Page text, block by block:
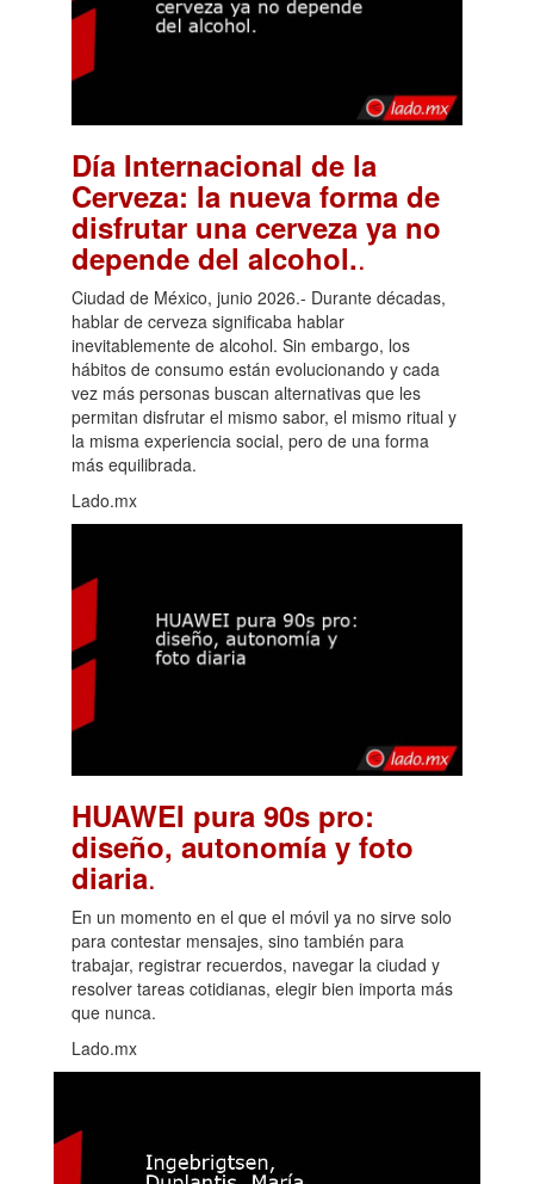
Día Internacional de la
Cerveza: la nueva forma de
disfrutar una cerveza ya no
depende del alcohol..
Ciudad de México, junio 2026.- Durante décadas,
hablar de cerveza significaba hablar
inevitablemente de alcohol. Sin embargo, los
hábitos de consumo están evolucionando y cada
vez más personas buscan alternativas que les
permitan disfrutar el mismo sabor, el mismo ritual y
la misma experiencia social, pero de una forma
más equilibrada.
Lado.mx
HUAWEI pura 90s pro:
diseño, autonomía y foto
diaria.
En un momento en el que el móvil ya no sirve solo
para contestar mensajes, sino también para
trabajar, registrar recuerdos, navegar la ciudad y
resolver tareas cotidianas, elegir bien importa más
que nunca.
Lado.mx